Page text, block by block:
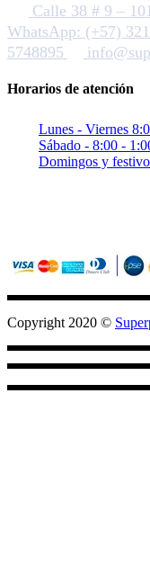
Calle 38 # 9 –
WhatsApp: (+57)
5748895
Horarios de atención
Lunes - Viernes
Sábado - 8:00 -
Domingos y
Copyright 2020 ©